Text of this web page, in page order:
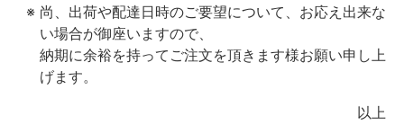
尚、出荷や配達日時のご要望について、お応え出来な
い場合が御座いますので、
納期に余裕を持ってご注文を頂きます様お願い申し上
げます。
以上